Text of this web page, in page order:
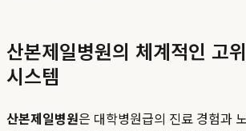
산본제일병원의 체계적인 고
시스템
산본제일병원은 대학병원급의 진료 경험과